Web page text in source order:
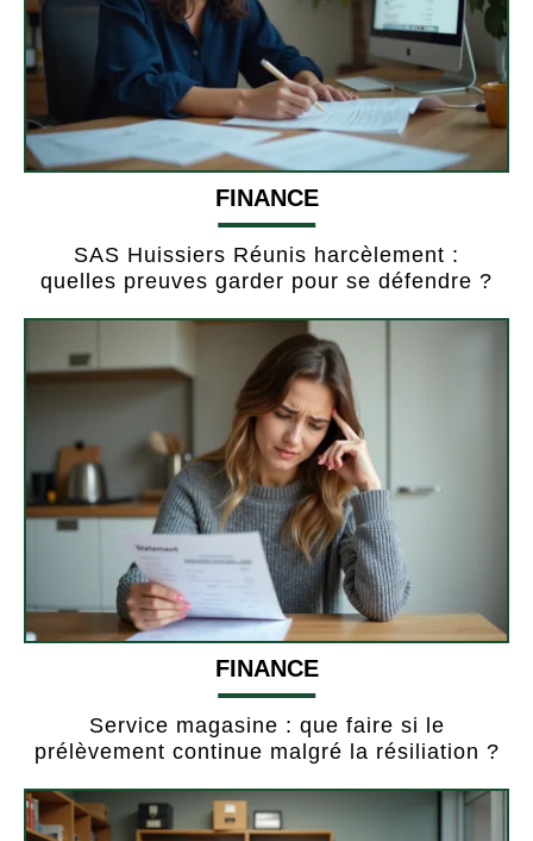
FINANCE
SAS Huissiers Réunis harcèlement :
quelles preuves garder pour se défendre ?
FINANCE
Service magasine : que faire si le
prélèvement continue malgré la résiliation ?